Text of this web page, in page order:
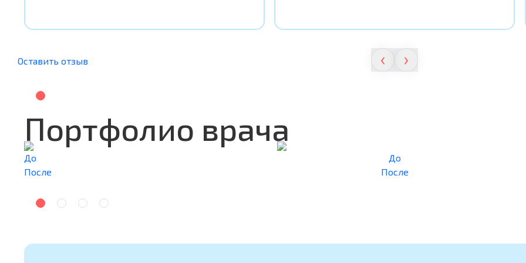
‹ ›
Оставить отзыв
Портфолио врача
До
После
До
После